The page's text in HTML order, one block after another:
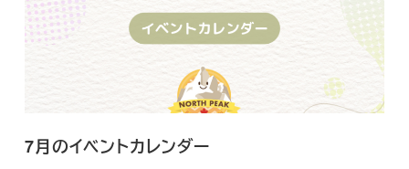
7月のイベントカレンダー